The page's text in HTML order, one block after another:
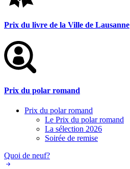
Prix du livre de la Ville de Lausanne
Prix du polar romand
Prix du polar romand
Le Prix du polar romand
La sélection 2026
Soirée de remise
Quoi de neuf?